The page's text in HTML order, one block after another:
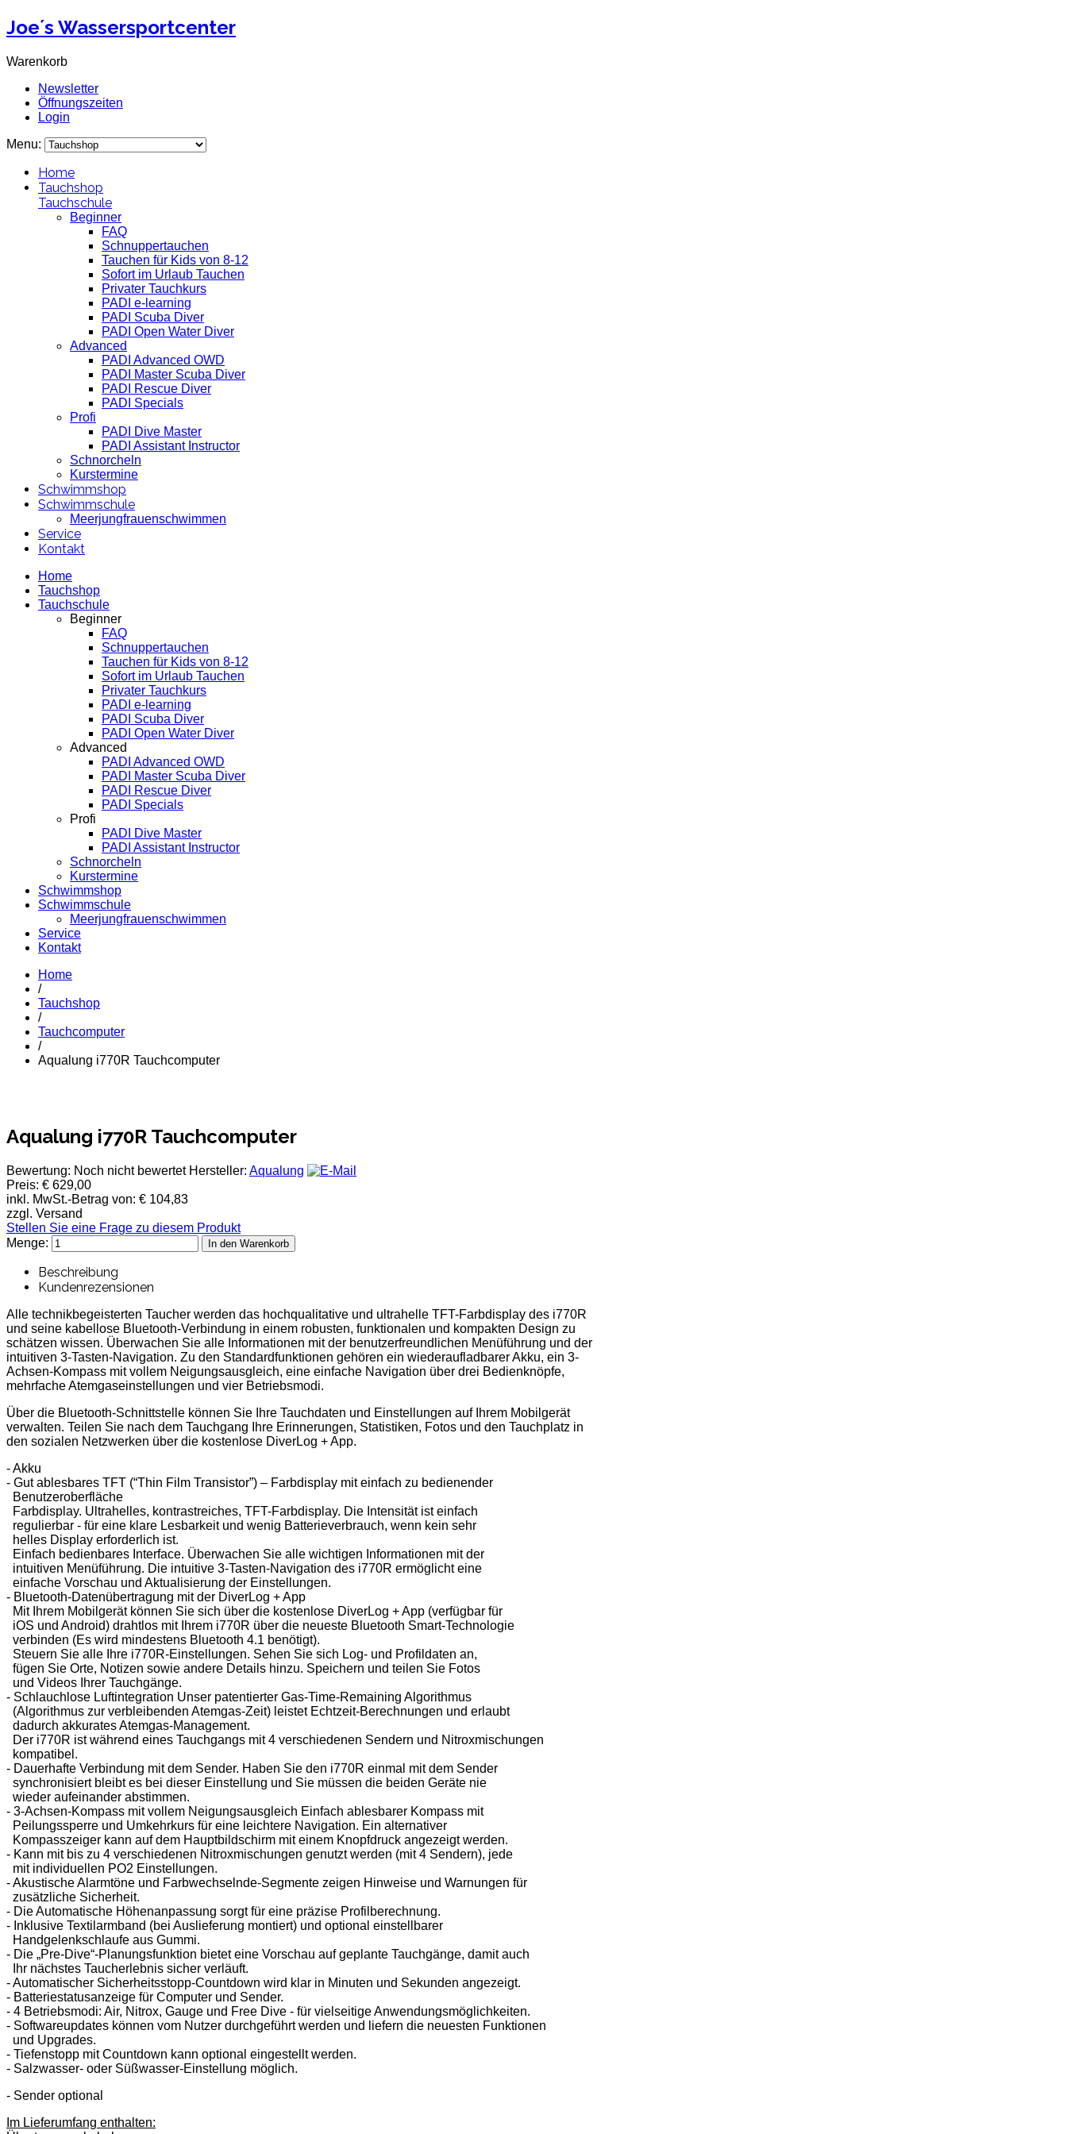
Joe´s Wassersportcenter
Warenkorb
Newsletter
Öffnungszeiten
Login
Menu:
Home
Tauchshop
Tauchschule
Beginner
FAQ
Schnuppertauchen
Tauchen für Kids von 8-12
Sofort im Urlaub Tauchen
Privater Tauchkurs
PADI e-learning
PADI Scuba Diver
PADI Open Water Diver
Advanced
PADI Advanced OWD
PADI Master Scuba Diver
PADI Rescue Diver
PADI Specials
Profi
PADI Dive Master
PADI Assistant Instructor
Schnorcheln
Kurstermine
Schwimmshop
Schwimmschule
Meerjungfrauenschwimmen
Service
Kontakt
Home
Tauchshop
Tauchschule
Beginner
FAQ
Schnuppertauchen
Tauchen für Kids von 8-12
Sofort im Urlaub Tauchen
Privater Tauchkurs
PADI e-learning
PADI Scuba Diver
PADI Open Water Diver
Advanced
PADI Advanced OWD
PADI Master Scuba Diver
PADI Rescue Diver
PADI Specials
Profi
PADI Dive Master
PADI Assistant Instructor
Schnorcheln
Kurstermine
Schwimmshop
Schwimmschule
Meerjungfrauenschwimmen
Service
Kontakt
Home
/
Tauchshop
/
Tauchcomputer
/
Aqualung i770R Tauchcomputer
Aqualung i770R Tauchcomputer
Bewertung: Noch nicht bewertet Hersteller: Aqualung
Preis: € 629,00
inkl. MwSt.-Betrag von: € 104,83
zzgl. Versand
Stellen Sie eine Frage zu diesem Produkt
Menge:
Beschreibung
Kundenrezensionen
Alle technikbegeisterten Taucher werden das hochqualitative und ultrahelle TFT-Farbdisplay des i770R
und seine kabellose Bluetooth-Verbindung in einem robusten, funktionalen und kompakten Design zu
schätzen wissen. Überwachen Sie alle Informationen mit der benutzerfreundlichen Menüführung und der
intuitiven 3-Tasten-Navigation. Zu den Standardfunktionen gehören ein wiederaufladbarer Akku, ein 3-
Achsen-Kompass mit vollem Neigungsausgleich, eine einfache Navigation über drei Bedienknöpfe,
mehrfache Atemgaseinstellungen und vier Betriebsmodi.
Über die Bluetooth-Schnittstelle können Sie Ihre Tauchdaten und Einstellungen auf Ihrem Mobilgerät
verwalten. Teilen Sie nach dem Tauchgang Ihre Erinnerungen, Statistiken, Fotos und den Tauchplatz in
den sozialen Netzwerken über die kostenlose DiverLog + App.
- Akku
- Gut ablesbares TFT (“Thin Film Transistor”) – Farbdisplay mit einfach zu bedienender
Benutzeroberfläche
Farbdisplay. Ultrahelles, kontrastreiches, TFT-Farbdisplay. Die Intensität ist einfach
regulierbar - für eine klare Lesbarkeit und wenig Batterieverbrauch, wenn kein sehr
helles Display erforderlich ist.
Einfach bedienbares Interface. Überwachen Sie alle wichtigen Informationen mit der
intuitiven Menüführung. Die intuitive 3-Tasten-Navigation des i770R ermöglicht eine
einfache Vorschau und Aktualisierung der Einstellungen.
- Bluetooth-Datenübertragung mit der DiverLog + App
Mit Ihrem Mobilgerät können Sie sich über die kostenlose DiverLog + App (verfügbar für
iOS und Android) drahtlos mit Ihrem i770R über die neueste Bluetooth Smart-Technologie
verbinden (Es wird mindestens Bluetooth 4.1 benötigt).
Steuern Sie alle Ihre i770R-Einstellungen. Sehen Sie sich Log- und Profildaten an,
fügen Sie Orte, Notizen sowie andere Details hinzu. Speichern und teilen Sie Fotos
und Videos Ihrer Tauchgänge.
- Schlauchlose Luftintegration Unser patentierter Gas-Time-Remaining Algorithmus
(Algorithmus zur verbleibenden Atemgas-Zeit) leistet Echtzeit-Berechnungen und erlaubt
dadurch akkurates Atemgas-Management.
Der i770R ist während eines Tauchgangs mit 4 verschiedenen Sendern und Nitroxmischungen
kompatibel.
- Dauerhafte Verbindung mit dem Sender. Haben Sie den i770R einmal mit dem Sender
synchronisiert bleibt es bei dieser Einstellung und Sie müssen die beiden Geräte nie
wieder aufeinander abstimmen.
- 3-Achsen-Kompass mit vollem Neigungsausgleich Einfach ablesbarer Kompass mit
Peilungssperre und Umkehrkurs für eine leichtere Navigation. Ein alternativer
Kompasszeiger kann auf dem Hauptbildschirm mit einem Knopfdruck angezeigt werden.
- Kann mit bis zu 4 verschiedenen Nitroxmischungen genutzt werden (mit 4 Sendern), jede
mit individuellen PO2 Einstellungen.
- Akustische Alarmtöne und Farbwechselnde-Segmente zeigen Hinweise und Warnungen für
zusätzliche Sicherheit.
- Die Automatische Höhenanpassung sorgt für eine präzise Profilberechnung.
- Inklusive Textilarmband (bei Auslieferung montiert) und optional einstellbarer
Handgelenkschlaufe aus Gummi.
- Die „Pre-Dive“-Planungsfunktion bietet eine Vorschau auf geplante Tauchgänge, damit auch
Ihr nächstes Taucherlebnis sicher verläuft.
- Automatischer Sicherheitsstopp-Countdown wird klar in Minuten und Sekunden angezeigt.
- Batteriestatusanzeige für Computer und Sender.
- 4 Betriebsmodi: Air, Nitrox, Gauge und Free Dive - für vielseitige Anwendungsmöglichkeiten.
- Softwareupdates können vom Nutzer durchgeführt werden und liefern die neuesten Funktionen
und Upgrades.
- Tiefenstopp mit Countdown kann optional eingestellt werden.
- Salzwasser- oder Süßwasser-Einstellung möglich.
- Sender optional
Im Lieferumfang enthalten: